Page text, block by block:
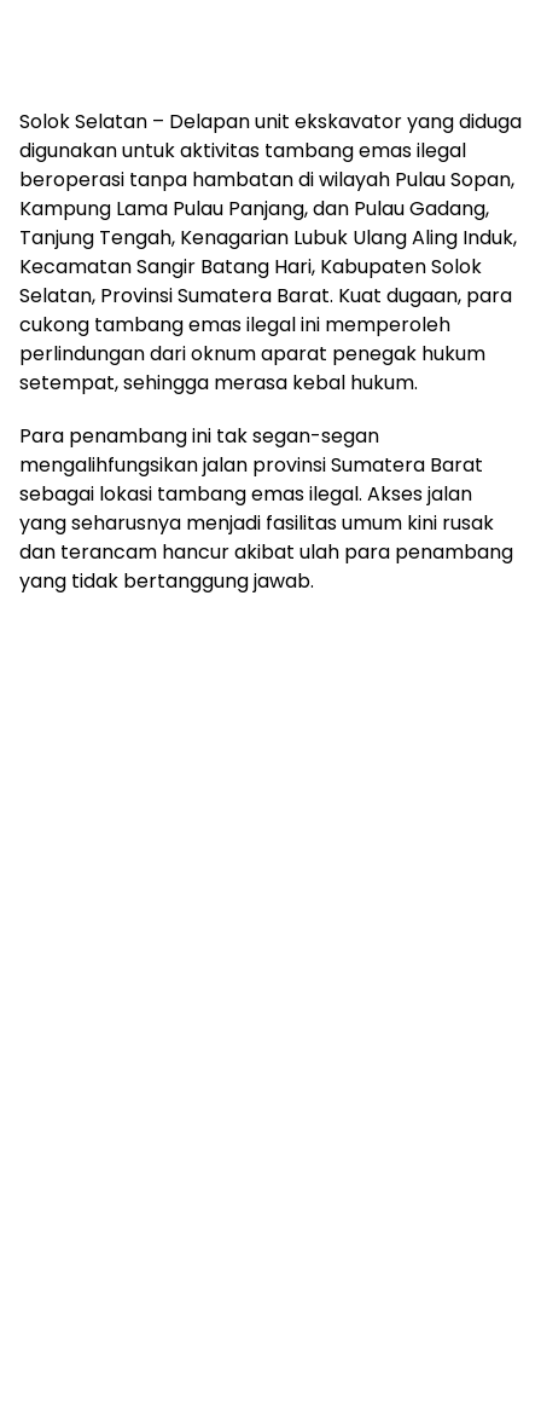
Solok Selatan – Delapan unit ekskavator yang diduga
digunakan untuk aktivitas tambang emas ilegal
beroperasi tanpa hambatan di wilayah Pulau Sopan,
Kampung Lama Pulau Panjang, dan Pulau Gadang,
Tanjung Tengah, Kenagarian Lubuk Ulang Aling Induk,
Kecamatan Sangir Batang Hari, Kabupaten Solok
Selatan, Provinsi Sumatera Barat. Kuat dugaan, para
cukong tambang emas ilegal ini memperoleh
perlindungan dari oknum aparat penegak hukum
setempat, sehingga merasa kebal hukum.
Para penambang ini tak segan-segan
mengalihfungsikan jalan provinsi Sumatera Barat
sebagai lokasi tambang emas ilegal. Akses jalan
yang seharusnya menjadi fasilitas umum kini rusak
dan terancam hancur akibat ulah para penambang
yang tidak bertanggung jawab.